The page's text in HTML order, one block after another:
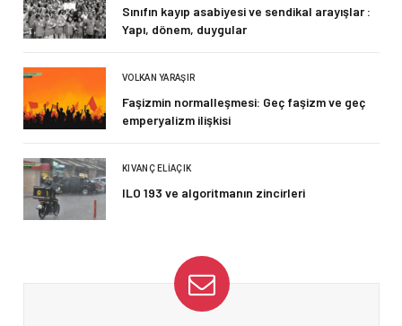
Sınıfın kayıp asabiyesi ve sendikal arayışlar :
Yapı, dönem, duygular
VOLKAN YARAŞIR
Faşizmin normalleşmesi: Geç faşizm ve geç
emperyalizm ilişkisi
KIVANÇ ELIAÇIK
ILO 193 ve algoritmanın zincirleri